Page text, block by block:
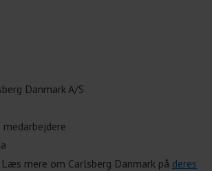
Danmark A/S
medarbejdere
Læs mere om Carlsberg Danmark på deres